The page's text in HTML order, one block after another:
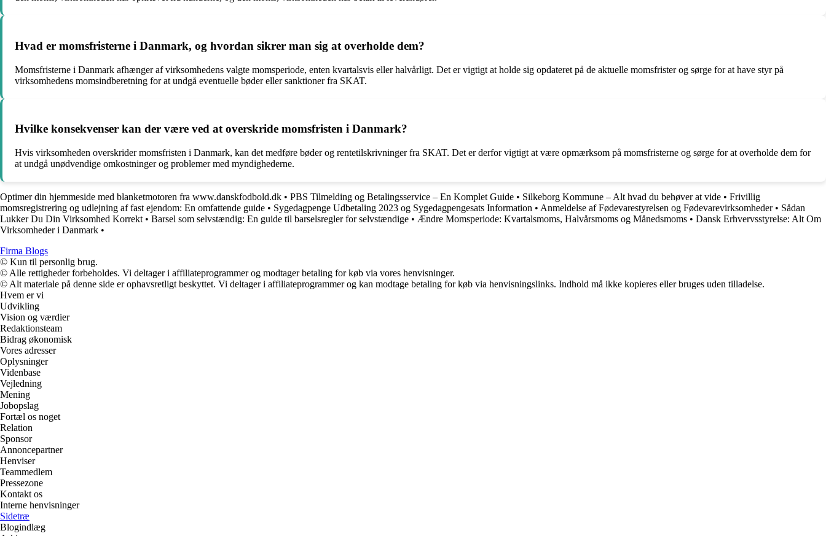
Hvad er momsfristerne i Danmark, og hvordan sikrer man sig at overholde dem?
Momsfristerne i Danmark afhænger af virksomhedens valgte momsperiode, enten kvartalsvis eller halvårligt. Det er vigtigt at holde sig opdateret på de aktuelle momsfrister og sørge for at have styr på
virksomhedens momsindberetning for at undgå eventuelle bøder eller sanktioner fra SKAT.
Hvilke konsekvenser kan der være ved at overskride momsfristen i Danmark?
Hvis virksomheden overskrider momsfristen i Danmark, kan det medføre bøder og rentetilskrivninger fra SKAT. Det er derfor vigtigt at være opmærksom på momsfristerne og sørge for at overholde dem for
at undgå unødvendige omkostninger og problemer med myndighederne.
Optimer din hjemmeside med blanketmotoren fra www.danskfodbold.dk • PBS Tilmelding og Betalingsservice – En Komplet Guide • Silkeborg Kommune – Alt hvad du behøver at vide • Frivillig
momsregistrering og udlejning af fast ejendom: En omfattende guide • Sygedagpenge Udbetaling 2023 og Sygedagpengesats Information • Anmeldelse af Fødevarestyrelsen og Fødevarevirksomheder• Sådan
Lukker Du Din Virksomhed Korrekt • Barsel som selvstændig: En guide til barselsregler for selvstændige • Ændre Momsperiode: Kvartalsmoms, Halvårsmoms og Månedsmoms • Dansk Erhvervsstyrelse: Alt Om
Virksomheder i Danmark •
Firma Blogs
© Kun til personlig brug.
© Alle rettigheder forbeholdes. Vi deltager i affiliateprogrammer og modtager betaling for køb via vores henvisninger.
© Alt materiale på denne side er ophavsretligt beskyttet. Vi deltager i affiliateprogrammer og kan modtage betaling for køb via henvisningslinks. Indhold må ikke kopieres eller bruges uden tilladelse.
Hvem er vi
Udvikling
Vision og værdier
Redaktionsteam
Bidrag økonomisk
Vores adresser
Oplysninger
Videnbase
Vejledning
Mening
Jobopslag
Fortæl os noget
Relation
Sponsor
Annoncepartner
Henviser
Teammedlem
Pressezone
Kontakt os
Interne henvisninger
Sidetræ
Blogindlæg